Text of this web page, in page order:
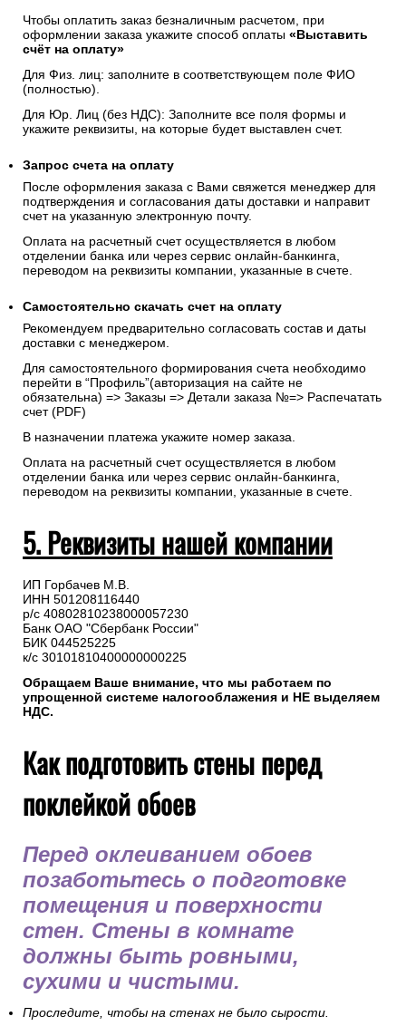
Чтобы оплатить заказ безналичным расчетом, при
оформлении заказа укажите способ оплаты «Выставить
счёт на оплату»
Для Физ. лиц: заполните в соответствующем поле ФИО
(полностью).
Для Юр. Лиц (без НДС): Заполните все поля формы и
укажите реквизиты, на которые будет выставлен счет.
Запрос счета на оплату
После оформления заказа с Вами свяжется менеджер для
подтверждения и согласования даты доставки и направит
счет на указанную электронную почту.
Оплата на расчетный счет осуществляется в любом
отделении банка или через сервис онлайн-банкинга,
переводом на реквизиты компании, указанные в счете.
Самостоятельно скачать счет на оплату
Рекомендуем предварительно согласовать состав и даты
доставки с менеджером.
Для самостоятельного формирования счета необходимо
перейти в “Профиль”(авторизация на сайте не
обязательна) => Заказы => Детали заказа №=> Распечатать
счет (PDF)
В назначении платежа укажите номер заказа.
Оплата на расчетный счет осуществляется в любом
отделении банка или через сервис онлайн-банкинга,
переводом на реквизиты компании, указанные в счете.
5. Реквизиты нашей компании
ИП Горбачев М.В.
ИНН 501208116440
р/с 40802810238000057230
Банк ОАО "Сбербанк России"
БИК 044525225
к/с 30101810400000000225
Обращаем Ваше внимание, что мы работаем по
упрощенной системе налогооблажения и НЕ выделяем
НДС.
Как подготовить стены перед
поклейкой обоев
Перед оклеиванием обоев
позаботьтесь о подготовке
помещения и поверхности
стен. Стены в комнате
должны быть ровными,
сухими и чистыми.
Проследите, чтобы на стенах не было сырости.